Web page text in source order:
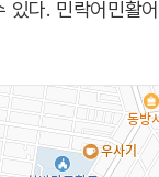
있다. 민락어민활